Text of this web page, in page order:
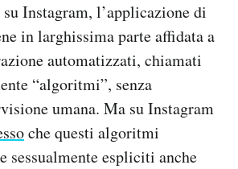
Instagram, l’applicazione di
in larghissima parte affidata a
automatizzati, chiamati
“algoritmi”, senza
umana. Ma su Instagram
che questi algoritmi
sessualmente espliciti anche